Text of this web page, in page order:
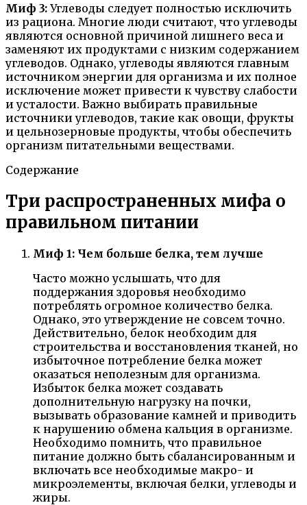
Миф 3: Углеводы следует полностью исключить
из рациона. Многие люди считают, что углеводы
являются основной причиной лишнего веса и
заменяют их продуктами с низким содержанием
углеводов. Однако, углеводы являются главным
источником энергии для организма и их полное
исключение может привести к чувству слабости
и усталости. Важно выбирать правильные
источники углеводов, такие как овощи, фрукты
и цельнозерновые продукты, чтобы обеспечить
организм питательными веществами.
Содержание
Три распространенных мифа о
правильном питании
Миф 1: Чем больше белка, тем лучше
Часто можно услышать, что для
поддержания здоровья необходимо
потреблять огромное количество белка.
Однако, это утверждение не совсем точно.
Действительно, белок необходим для
строительства и восстановления тканей, но
избыточное потребление белка может
оказаться неполезным для организма.
Избыток белка может создавать
дополнительную нагрузку на почки,
вызывать образование камней и приводить
к нарушению обмена кальция в организме.
Необходимо помнить, что правильное
питание должно быть сбалансированным и
включать все необходимые макро- и
микроэлементы, включая белки, углеводы и
жиры.